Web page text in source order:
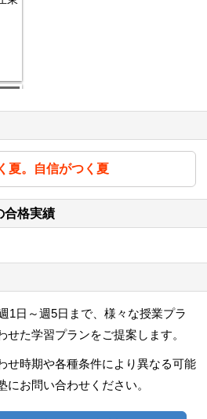
2/6
4/6
夏。自信がつく夏
合格実績
1日～週5日まで、様々な授業プラ
せた学習プランをご提案します。
せ時期や各種条件により異なる可能
お問い合わせください。